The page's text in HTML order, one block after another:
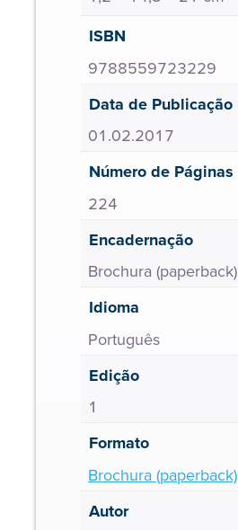
ISBN
9788559723229
Data de Publicação
01.02.2017
Número de Páginas
224
Encadernação
Brochura (paperback)
Idioma
Português
Edição
1
Formato
Brochura (paperback)
Autor